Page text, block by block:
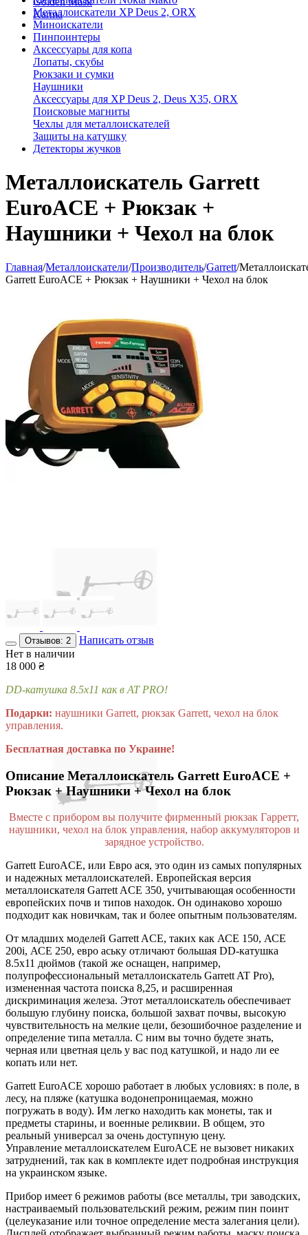
Karma
Металлоискатели XP Deus 2, ORX
Миноискатели
Пинпоинтеры
Аксессуары для копа
Лопаты, скубы
Рюкзаки и сумки
Наушники
Аксессуары для XP Deus 2, Deus X35, ORX
Поисковые магниты
Чехлы для металлоискателей
Защиты на катушку
Детекторы жучков
Металлоискатель Garrett
EuroACE + Рюкзак +
Наушники + Чехол на блок
Главная/Металлоискатели/Производитель/Garrett/
Garrett EuroACE + Рюкзак + Наушники + Чехол на блок
Отзывов: 2
Написать отзыв
Нет в наличии
18 000 ₴
DD-катушка 8.5x11 как в AT PRO!
Подарки: наушники Garrett, рюкзак Garrett, чехол на блок
управления.
Бесплатная доставка по Украине!
Описание Металлоискатель Garrett EuroACE +
Рюкзак + Наушники + Чехол на блок
Вместе с прибором вы получите фирменный рюкзак Гарретт,
наушники, чехол на блок управления, набор аккумуляторов и
зарядное устройство.
Garrett EuroACE, или Евро ася, это один из самых популярных
и надежных металлоискателей. Европейская версия
металлоискателя Garrett ACE 350, учитывающая особенности
европейских почв и типов находок. Он одинаково хорошо
подходит как новичкам, так и более опытным пользователям.
От младших моделей Garrett ACE, таких как АСЕ 150, АСЕ
200i, АСЕ 250, евро аську отличают большая DD-катушка
8.5х11 дюймов (такой же оснащен, например,
полупрофессиональный металлоискатель Garrett AT Pro),
измененная частота поиска 8,25, и расширенная
дискриминация железа. Этот металлоискатель обеспечивает
большую глубину поиска, большой захват почвы, высокую
чувствительность на мелкие цели, безошибочное разделение и
определение типа металла. С ним вы точно будете знать,
черная или цветная цель у вас под катушкой, и надо ли ее
копать или нет.
Garrett EuroACE хорошо работает в любых условиях: в поле, в
лесу, на пляже (катушка водонепроницаемая, можно
погружать в воду). Им легко находить как монеты, так и
предметы старины, и военные реликвии. В общем, это
реальный универсал за очень доступную цену.
Управление металлоискателем EuroACE не вызовет никаких
затруднений, так как в комплекте идет подробная инструкция
на украинском языке.
Прибор имеет 6 режимов работы (все металлы, три заводских,
настраиваемый пользовательский режим, режим пин поинт
(целеуказание или точное определение места залегания цели).